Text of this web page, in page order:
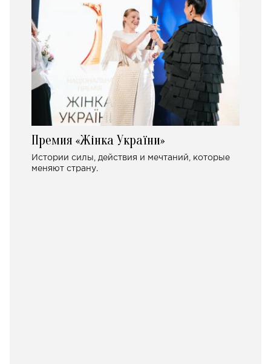
Премия «Жінка України»
Истории силы, действия и мечтаний, которые
меняют страну.